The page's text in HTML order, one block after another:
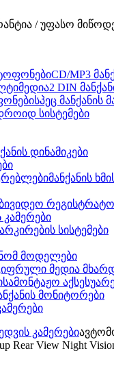
/ უფასო
CD/MP3
2 DIN
სპეც მანქანის
სისტემები
დინამიკები
მანქანის
ვიდეო
კამერები
სისტემები
მოდელები
სამონტაჟო
მონიტორები
კამერები
Rear View Night